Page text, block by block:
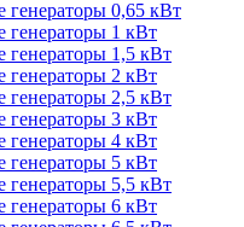
генераторы 0,65 кВт
генераторы 1 кВт
генераторы 1,5 кВт
генераторы 2 кВт
генераторы 2,5 кВт
генераторы 3 кВт
генераторы 4 кВт
генераторы 5 кВт
генераторы 5,5 кВт
генераторы 6 кВт